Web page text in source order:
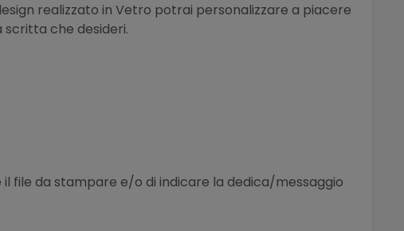
realizzato in Vetro potrai personalizzare a piacere
che desideri.
file da stampare e/o di indicare la dedica/messaggio